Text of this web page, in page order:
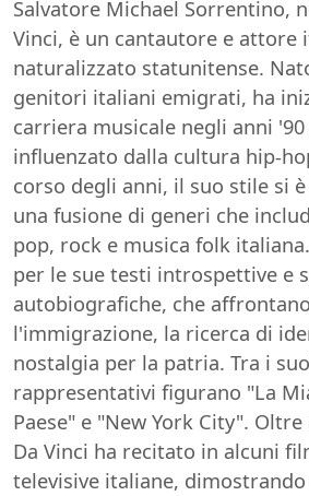
Salvatore Michael Sorrentino,
Vinci, è un cantautore e attore
naturalizzato statunitense.
genitori italiani emigrati, ha
carriera musicale negli anni
influenzato dalla cultura hip-
corso degli anni, il suo stile si
una fusione di generi che
pop, rock e musica folk
per le sue testi introspettive e
autobiografiche, che
l'immigrazione, la ricerca di
nostalgia per la patria. Tra i
rappresentativi figurano "La
Paese" e "New York City".
Da Vinci ha recitato in alcuni
televisive italiane,